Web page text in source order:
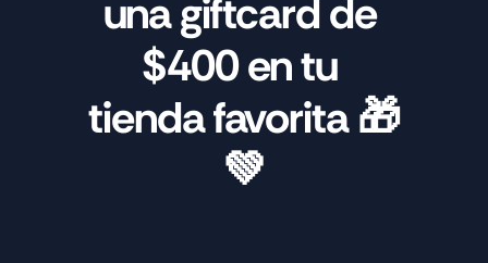
una giftcard de
$400 en tu
tienda favorita 🎁
💚